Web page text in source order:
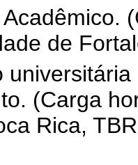
de
(Carga
Rica,